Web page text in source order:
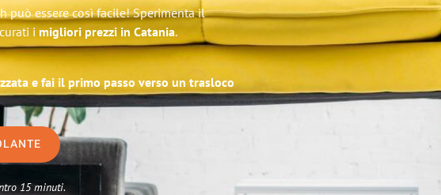
può essere così facile! Sperimenta il
i migliori prezzi in Catania.
e fai il primo passo verso un trasloco
15 minuti.